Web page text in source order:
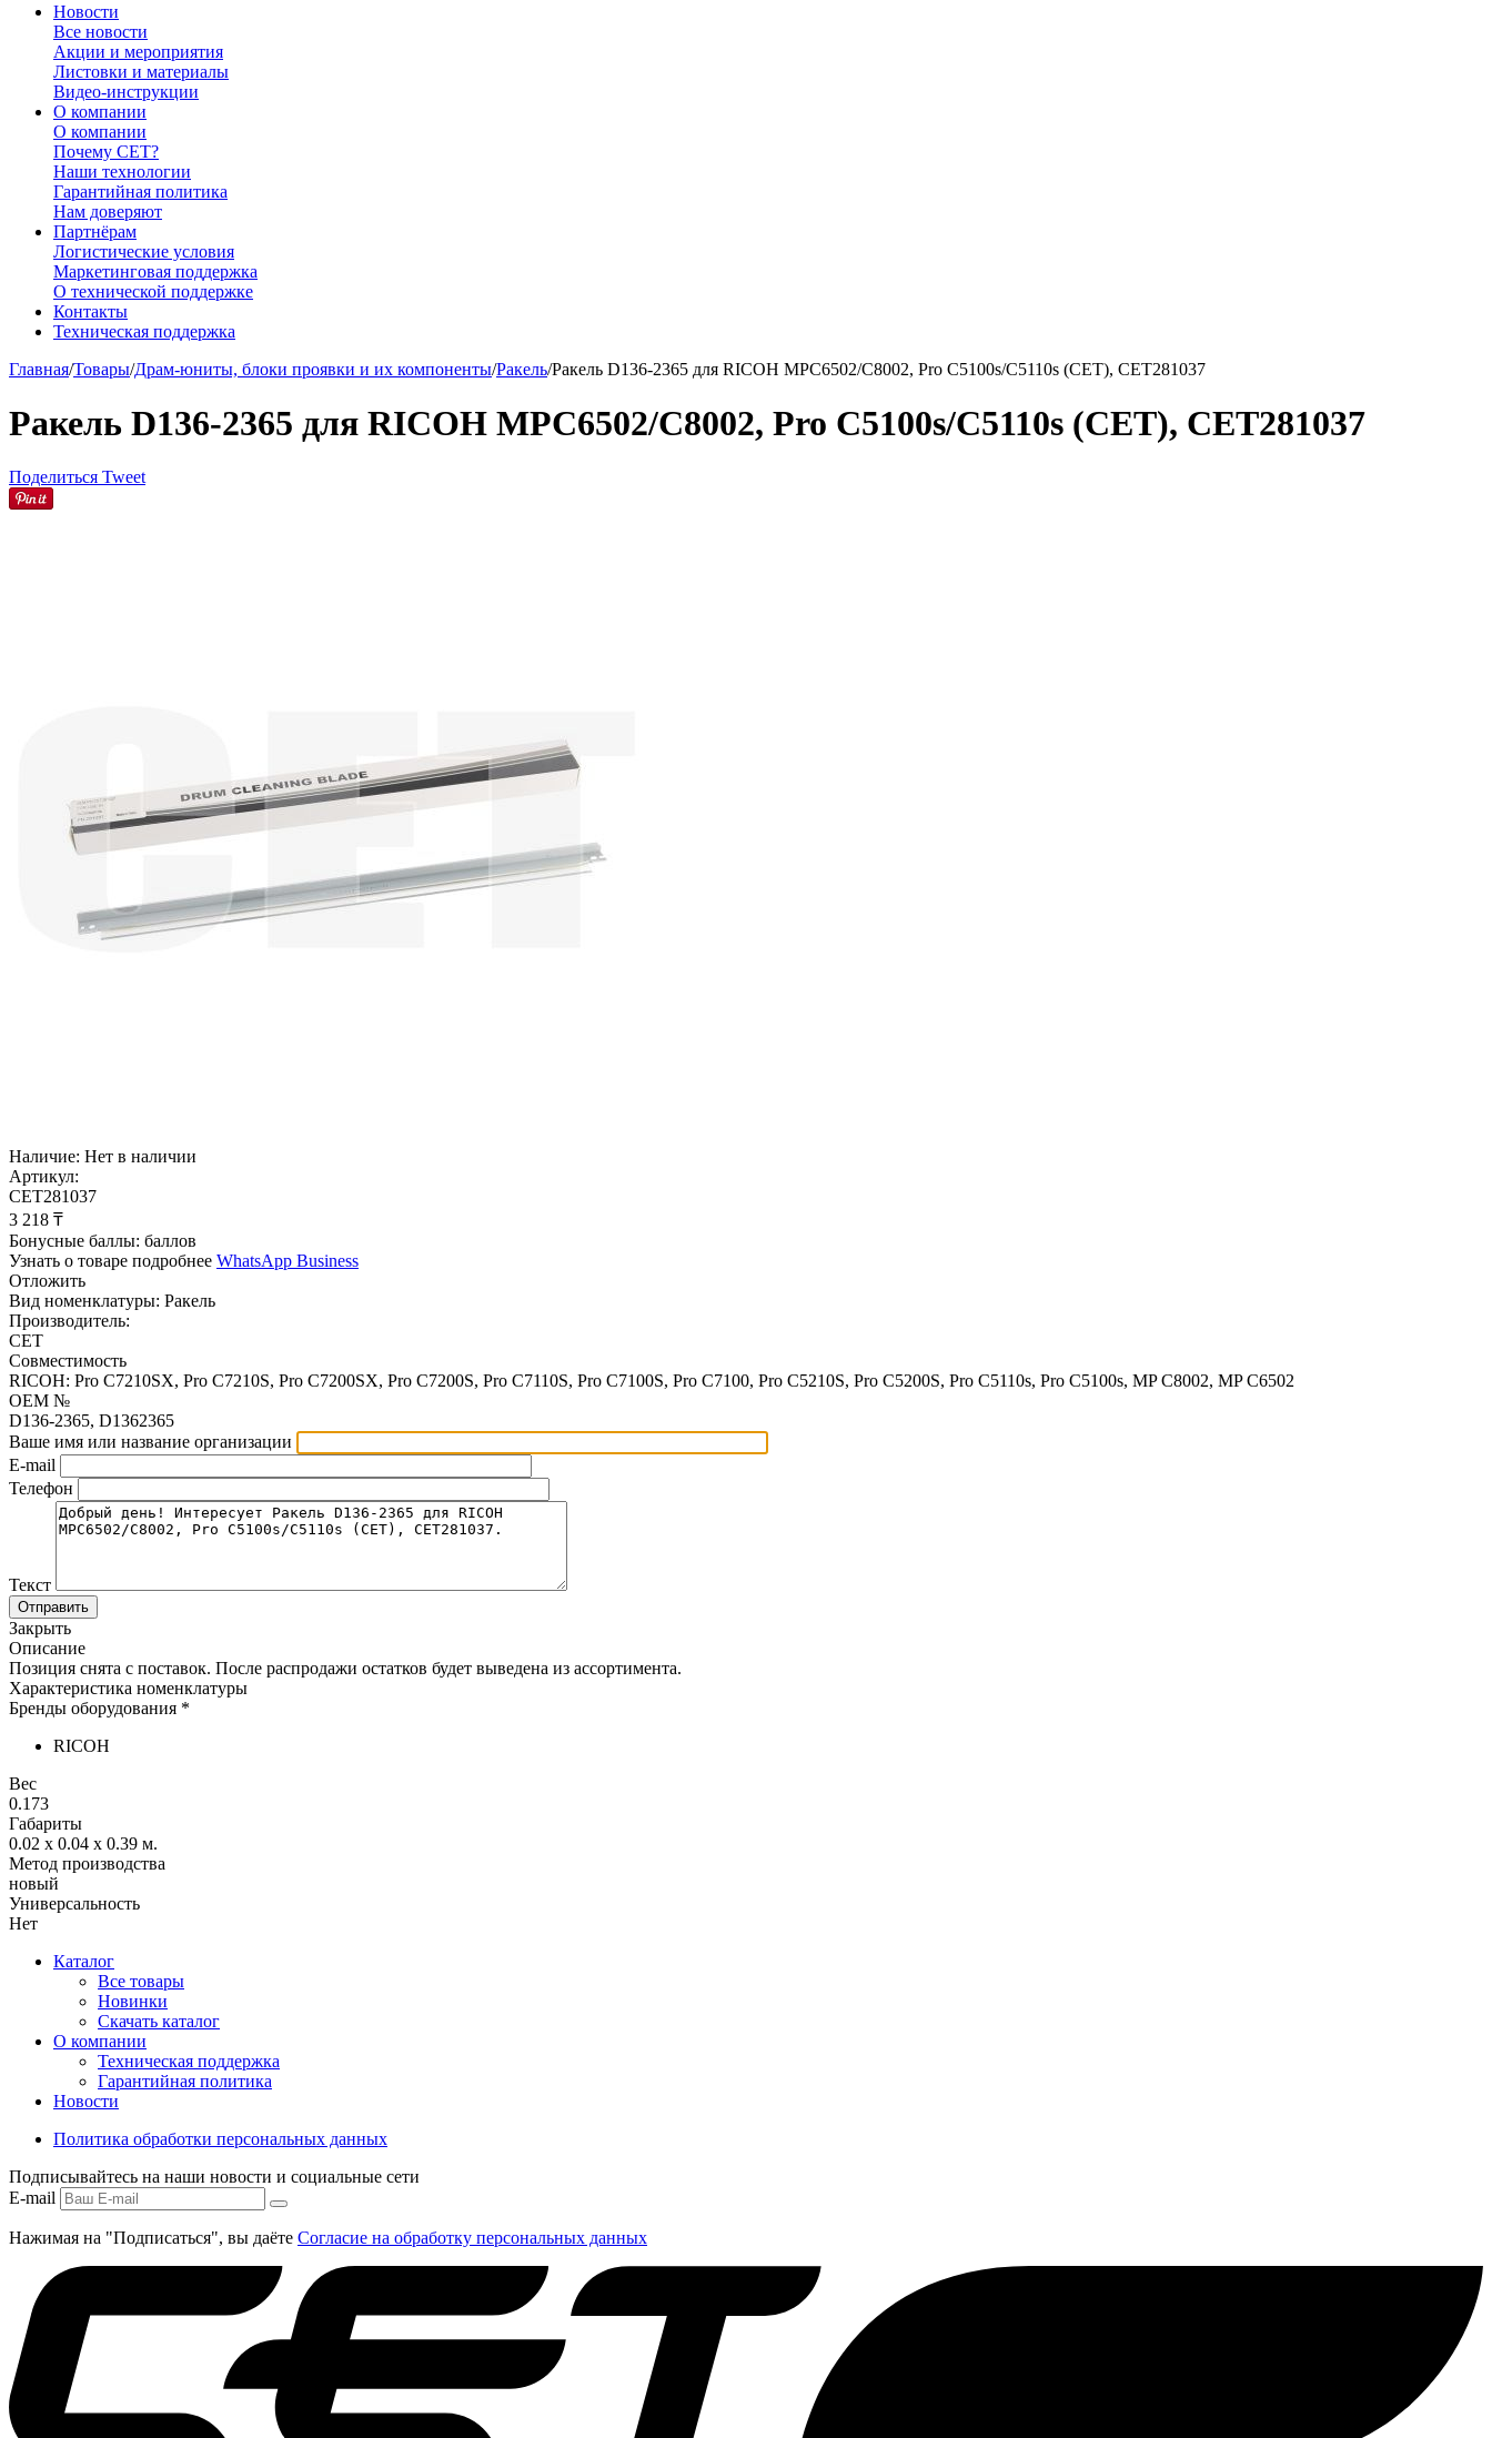
Новости
Все новости
Акции и мероприятия
Листовки и материалы
Видео-инструкции
О компании
О компании
Почему CET?
Наши технологии
Гарантийная политика
Нам доверяют
Партнёрам
Логистические условия
Маркетинговая поддержка
О технической поддержке
Контакты
Техническая поддержка
Главная/Товары/Драм-юниты, блоки проявки и их компоненты/Ракель/Ракель D136-2365 для RICOH MPC6502/C8002, Pro C5100s/C5110s (CET), CET281037
Ракель D136-2365 для RICOH MPC6502/C8002, Pro C5100s/C5110s (CET), CET281037
Поделиться Tweet
Наличие: Нет в наличии
Артикул:
CET281037
3 218 ₸
Бонусные баллы: баллов
Узнать о товаре подробнее WhatsApp Business
Отложить
Вид номенклатуры: Ракель
Производитель:
CET
Совместимость
RICOH: Pro C7210SX, Pro C7210S, Pro C7200SX, Pro C7200S, Pro C7110S, Pro C7100S, Pro C7100, Pro C5210S, Pro C5200S, Pro C5110s, Pro C5100s, MP C8002, MP C6502
OEM №
D136-2365, D1362365
Ваше имя или название организации
E-mail
Телефон
Текст
Отправить
Закрыть
Описание
Позиция снята с поставок. После распродажи остатков будет выведена из ассортимента.
Характеристика номенклатуры
Бренды оборудования *
RICOH
Вес
0.173
Габариты
0.02 x 0.04 x 0.39 м.
Метод производства
новый
Универсальность
Нет
Каталог
Все товары
Новинки
Скачать каталог
О компании
Техническая поддержка
Гарантийная политика
Новости
Политика обработки персональных данных
Подписывайтесь на наши новости и социальные сети
E-mail
Нажимая на "Подписаться", вы даёте Согласие на обработку персональных данных